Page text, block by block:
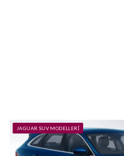
JAGUAR SUV MODELLERI